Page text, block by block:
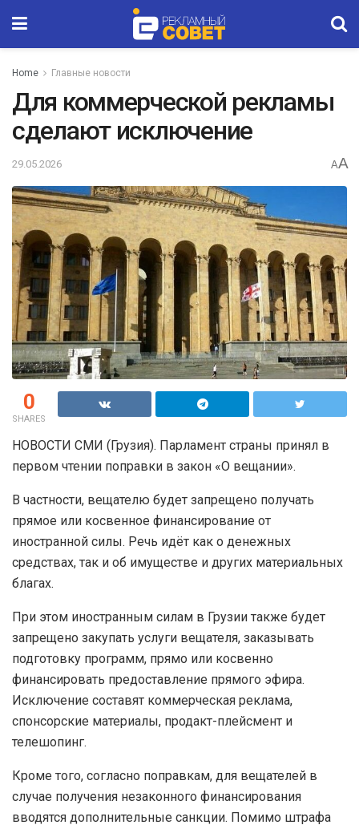
Home Главные новости
Для коммерческой рекламы
сделают исключение
29.05.2026 AA
0
SHARES
НОВОСТИ СМИ (Грузия). Парламент страны принял в
первом чтении поправки в закон «О вещании».
В частности, вещателю будет запрещено получать
прямое или косвенное финансирование от
иностранной силы. Речь идёт как о денежных
средствах, так и об имуществе и других материальных
благах.
При этом иностранным силам в Грузии также будет
запрещено закупать услуги вещателя, заказывать
подготовку программ, прямо или косвенно
финансировать предоставление прямого эфира.
Исключение составят коммерческая реклама,
спонсорские материалы, продакт-плейсмент и
телешопинг.
Кроме того, согласно поправкам, для вещателей в
случае получения незаконного финансирования
вводятся дополнительные санкции. Помимо штрафа